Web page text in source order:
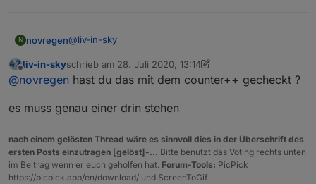
N novregen@liv-in-sky
Hier scheint bei mir nur die Farbe für ungerade
Zeilen zu greifen ?!
liv-in-skyschrieb am 28. Juli 2020, 13:14
zuletzt editiert von liv-in-sky
@novregen hast du das mit dem counter++ gecheckt ?
es muss genau einer drin stehen
nach einem gelösten Thread wäre es sinnvoll dies in der Überschrift des
ersten Posts einzutragen [gelöst]-... Bitte benutzt das Voting rechts unten
im Beitrag wenn er euch geholfen hat. Forum-Tools: PicPick
https://picpick.app/en/download/ und ScreenToGif